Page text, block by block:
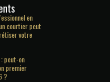
en
courtier peut
votre
peut-on
premier
?